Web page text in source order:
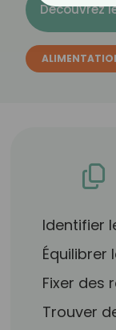
Découvrez
Identifier
Équilibrer
Fixer des
Trouver